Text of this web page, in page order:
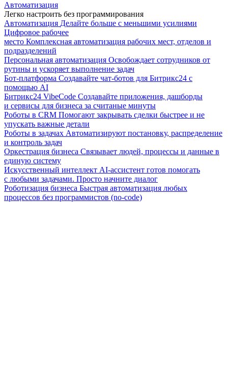
Автоматизация
Легко настроить без программирования
Автоматизация Делайте больше с меньшими усилиями
Цифровое рабочее
место Комплексная автоматизация рабочих мест, отделов и
подразделений
Персональная автоматизация Освобождает сотрудников от
рутины и ускоряет выполнение задач
Бот-платформа Создавайте чат-ботов для Битрикс24 с
помощью AI
Битрикс24 VibeCode Создавайте приложения, дашборды
и сервисы для бизнеса за считаные минуты
Роботы в CRM Помогают закрывать сделки быстрее и не
упускать важные детали
Роботы в задачах Автоматизируют постановку, распределение
и контроль задач
Оркестрация бизнеса Связывает людей, процессы и данные в
единую систему
Искусственный интеллект AI-ассистент готов помогать
с любыми задачами. Просто начните диалог
Роботизация бизнеса Быстрая автоматизация любых
процессов без программистов (no-code)